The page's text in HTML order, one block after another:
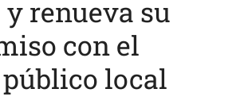
renueva su
con el
local